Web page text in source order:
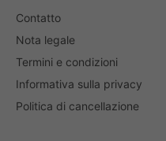
Contatto
Nota legale
Termini e condizioni
Informativa sulla privacy
Politica di cancellazione